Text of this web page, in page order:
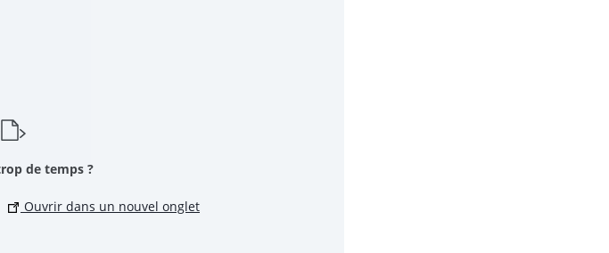
de temps ?
Ouvrir dans un nouvel onglet